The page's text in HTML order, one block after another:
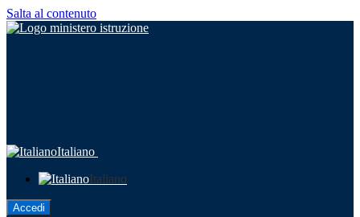
Salta al contenuto
Italiano
Italiano
Accedi